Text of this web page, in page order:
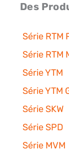
Des
Série RTM
Série RTM
Série YTM
Série YTM
Série SKW
Série SPD
Série MVM